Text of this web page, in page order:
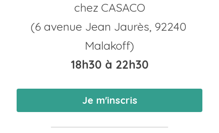
chez CASACO
(6 avenue Jean Jaurès, 92240
Malakoff)
18h30 à 22h30
Je m'inscris